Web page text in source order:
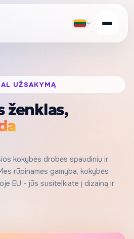
UŽSAKYMĄ
ženklas,
kokybės drobės spaudinių ir
rūpinamės gamyba, kokybės
EU - jūs susitelkiate į dizainą ir